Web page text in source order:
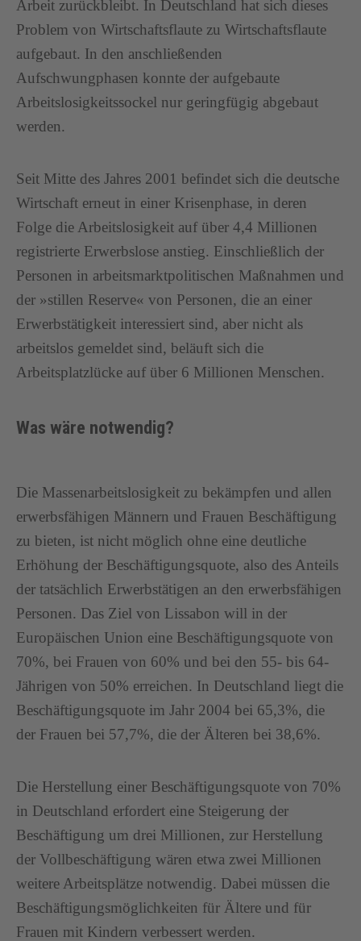
Arbeit zurückbleibt. In Deutschland hat sich dieses
Problem von Wirtschaftsflaute zu Wirtschaftsflaute
aufgebaut. In den anschließenden
Aufschwungphasen konnte der aufgebaute
Arbeitslosigkeitssockel nur geringfügig abgebaut
werden.
Seit Mitte des Jahres 2001 befindet sich die deutsche
Wirtschaft erneut in einer Krisenphase, in deren
Folge die Arbeitslosigkeit auf über 4,4 Millionen
registrierte Erwerbslose anstieg. Einschließlich der
Personen in arbeitsmarktpolitischen Maßnahmen und
der »stillen Reserve« von Personen, die an einer
Erwerbstätigkeit interessiert sind, aber nicht als
arbeitslos gemeldet sind, beläuft sich die
Arbeitsplatzlücke auf über 6 Millionen Menschen.
Was wäre notwendig?
Die Massenarbeitslosigkeit zu bekämpfen und allen
erwerbsfähigen Männern und Frauen Beschäftigung
zu bieten, ist nicht möglich ohne eine deutliche
Erhöhung der Beschäftigungsquote, also des Anteils
der tatsächlich Erwerbstätigen an den erwerbsfähigen
Personen. Das Ziel von Lissabon will in der
Europäischen Union eine Beschäftigungsquote von
70%, bei Frauen von 60% und bei den 55- bis 64-
Jährigen von 50% erreichen. In Deutschland liegt die
Beschäftigungsquote im Jahr 2004 bei 65,3%, die
der Frauen bei 57,7%, die der Älteren bei 38,6%.
Die Herstellung einer Beschäftigungsquote von 70%
in Deutschland erfordert eine Steigerung der
Beschäftigung um drei Millionen, zur Herstellung
der Vollbeschäftigung wären etwa zwei Millionen
weitere Arbeitsplätze notwendig. Dabei müssen die
Beschäftigungsmöglichkeiten für Ältere und für
Frauen mit Kindern verbessert werden.